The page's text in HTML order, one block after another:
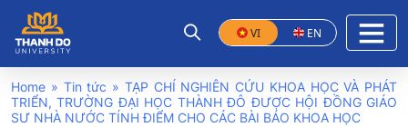
VI EN
Home » Tin tức » TẠP CHÍ NGHIÊN CỨU KHOA HỌC VÀ PHÁT
TRIỂN, TRƯỜNG ĐẠI HỌC THÀNH ĐÔ ĐƯỢC HỘI ĐỒNG GIÁO
SƯ NHÀ NƯỚC TÍNH ĐIỂM CHO CÁC BÀI BÁO KHOA HỌC